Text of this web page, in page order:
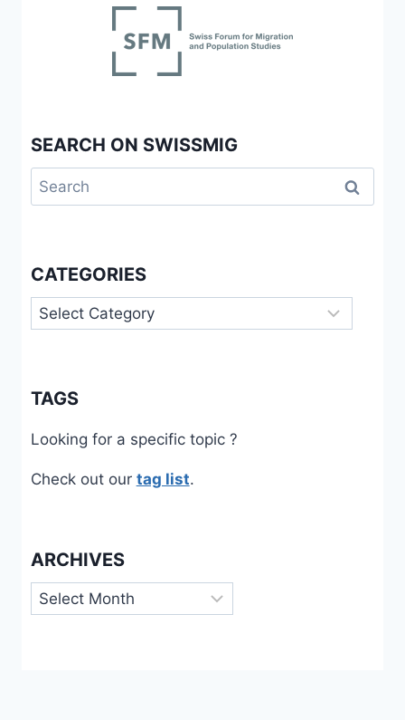
SEARCH ON SWISSMIG
Search
for:
CATEGORIES
Categories
TAGS
Looking for a specific topic ?
Check out our tag list.
ARCHIVES
Archives